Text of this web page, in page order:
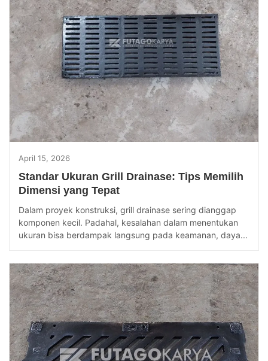
April 15, 2026
Standar Ukuran Grill Drainase: Tips Memilih
Dimensi yang Tepat
Dalam proyek konstruksi, grill drainase sering dianggap
komponen kecil. Padahal, kesalahan dalam menentukan
ukuran bisa berdampak langsung pada keamanan, daya...